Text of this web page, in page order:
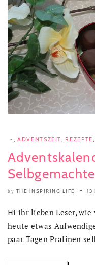
- ADVENTSZEIT REZEPTE
by THE INSPIRING LIFE 13
Hi ihr lieben Leser, wie
heute etwas
paar Tagen Pralinen